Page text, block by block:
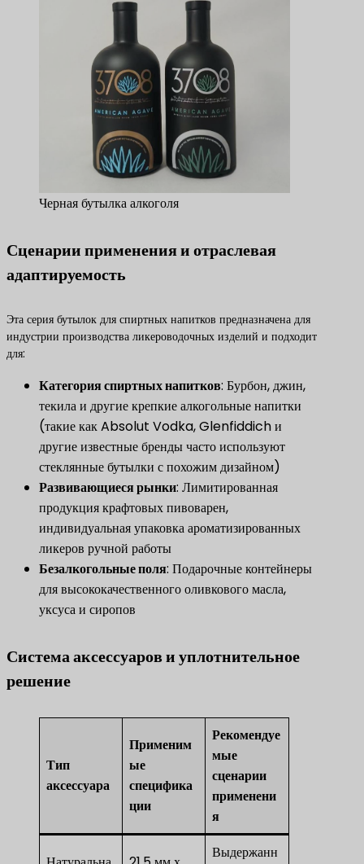
Черная бутылка алкоголя
Сценарии применения и отраслевая
адаптируемость
Эта серия бутылок для спиртных напитков предназначена для
индустрии производства ликероводочных изделий и подходит
для:
​Категория спиртных напитков​​: Бурбон, джин,
текила и другие крепкие алкогольные напитки
(такие как Absolut Vodka, Glenfiddich и
другие известные бренды часто используют
стеклянные бутылки с похожим дизайном)
​Развивающиеся рынки​​: Лимитированная
продукция крафтовых пивоварен,
индивидуальная упаковка ароматизированных
ликеров ручной работы
​Безалкогольные поля​​: Подарочные контейнеры
для высококачественного оливкового масла,
уксуса и сиропов
Система аксессуаров и уплотнительное
решение
Тип
аксессуара
Применим
ые
специфика
ции
Рекомендуе
мые
сценарии
применени
я
Выдержанн